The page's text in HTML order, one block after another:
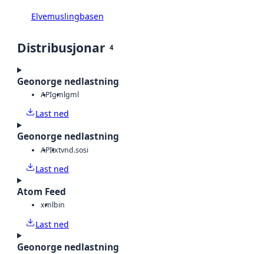
Elvemuslingbasen
Distribusjonar 4
Geonorge nedlastning
APIgmlgml
Last ned
Geonorge nedlastning
APItxtvnd.sosi
Last ned
Atom Feed
xmlbin
Last ned
Geonorge nedlastning